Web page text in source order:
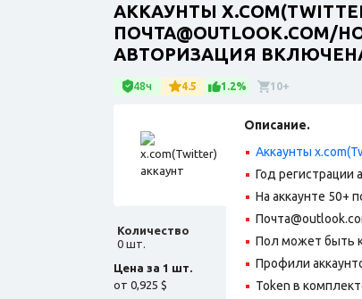
АККАУНТЫ
АВТОРИЗАЦИЯ
48ч 4.5 1.2% 10+
Количество
0 шт.
Цена за 1 шт.
от 0,925 $
Описание.
Аккаунты
Год регистрации
На аккаунте 50+
Пол может быть
Профили
Token в